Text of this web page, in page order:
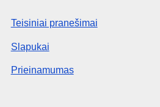
Teisiniai pranešimai
Slapukai
Prieinamumas